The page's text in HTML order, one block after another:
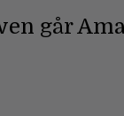
går